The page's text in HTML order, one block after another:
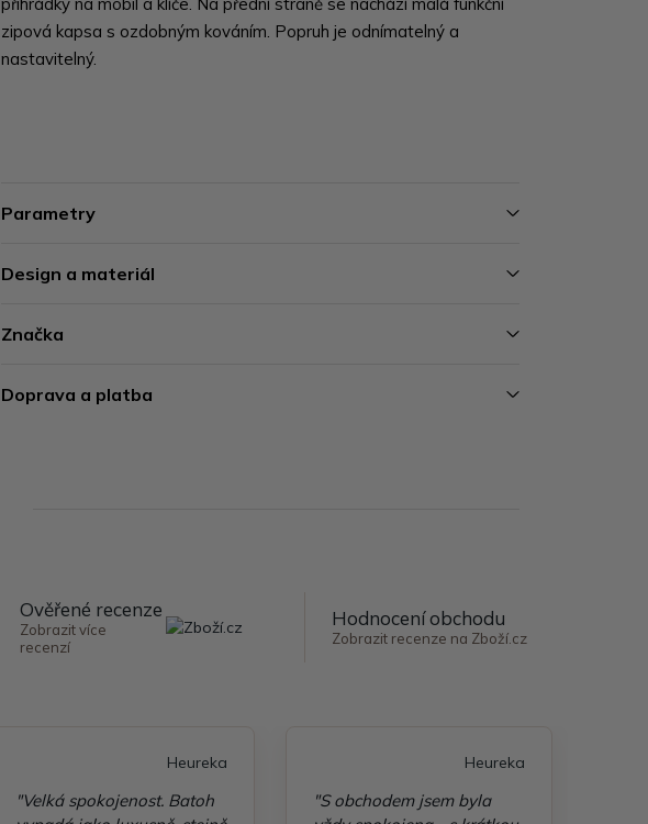
zipová kapsa s ozdobným kováním. Popruh je odnímatelný a
nastavitelný.
Parametry
Design a materiál
Značka
Doprava a platba
Ověřené recenze
Zobrazit více
recenzí
Hodnocení obchodu
Zobrazit recenze na Zboží.cz
Heureka
"Velká spokojenost. Batoh
Heureka
"S obchodem jsem byla